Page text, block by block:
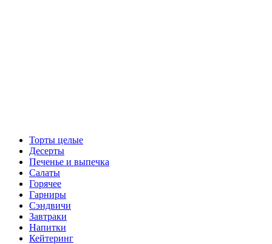
Торты целые
Десерты
Печенье и выпечка
Салаты
Горячее
Гарниры
Сэндвичи
Завтраки
Напитки
Кейтеринг